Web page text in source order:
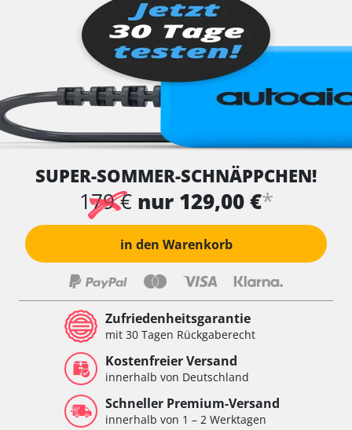
SUPER-SOMMER-SCHNÄPPCHEN!
179 € nur 129,00 €*
in den Warenkorb
Zufriedenheitsgarantie
mit 30 Tagen Rückgaberecht
Kostenfreier Versand
innerhalb von Deutschland
Schneller Premium-Versand
innerhalb von 1 – 2 Werktagen